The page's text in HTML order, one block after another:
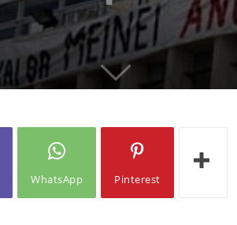
WhatsApp Pinterest